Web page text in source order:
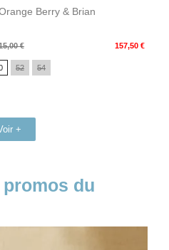
Berry & Brian
€ 157,50 €
52 54
+
du